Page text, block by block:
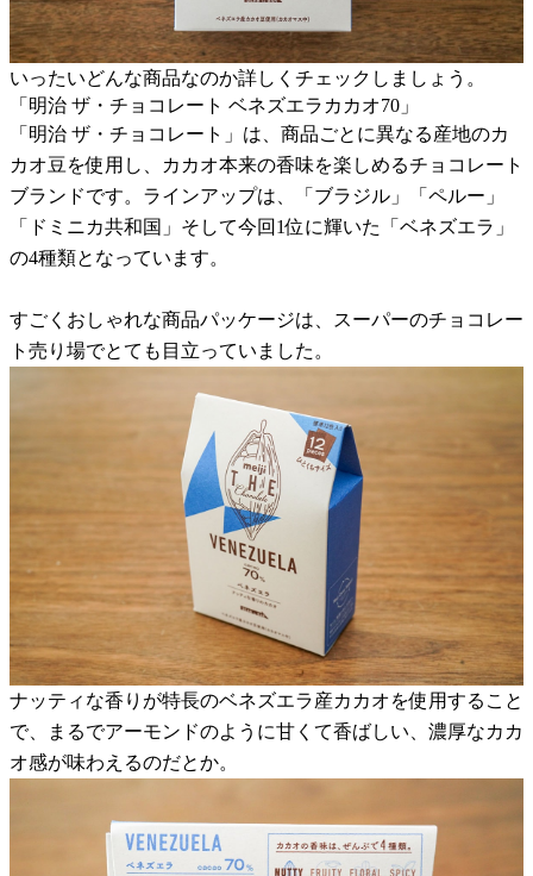
いったいどんな商品なのか詳しくチェックしましょう。
「明治 ザ・チョコレート ベネズエラカカオ70」
「明治 ザ・チョコレート」は、商品ごとに異なる産地のカ
カオ豆を使用し、カカオ本来の香味を楽しめるチョコレート
ブランドです。ラインアップは、「ブラジル」「ペルー」
「ドミニカ共和国」そして今回1位に輝いた「ベネズエラ」
の4種類となっています。
すごくおしゃれな商品パッケージは、スーパーのチョコレー
ト売り場でとても目立っていました。
ナッティな香りが特長のベネズエラ産カカオを使用すること
で、まるでアーモンドのように甘くて香ばしい、濃厚なカカ
オ感が味わえるのだとか。